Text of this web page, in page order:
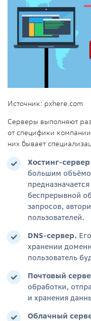
Источник: pxhere.com
Серверы выполняют
от специфики
них бывает
Хостинг-
большим
беспрерывной
запросов,
пользователей.
DNS-сервер.
хранении
пользователь
Почтовый
обработки,
и хранения
Облачный